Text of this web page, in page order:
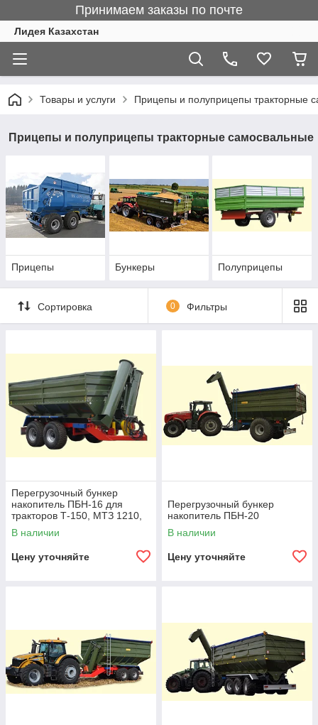
Принимаем заказы по почте
Лидея Казахстан
Товары и услуги Прицепы и полуприцепы тракторные
Прицепы и полуприцепы тракторные самосвальные
Прицепы Бункеры Полуприцепы
Сортировка 0 Фильтры
Перегрузочный бункер
накопитель ПБН-16 для
тракторов Т-150, МТЗ 1210,
ХТЗ грузоподъемность 12 т,
В наличии
Цену уточняйте
Перегрузочный бункер
накопитель ПБН-20
В наличии
Цену уточняйте